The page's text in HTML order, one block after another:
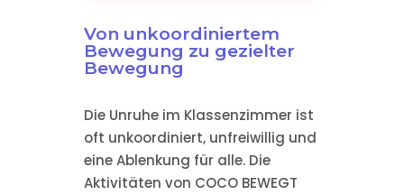
Von unkoordiniertem
Bewegung zu gezielter
Bewegung
Die Unruhe im Klassenzimmer ist
oft unkoordiniert, unfreiwillig und
eine Ablenkung für alle. Die
Aktivitäten von COCO BEWEGT